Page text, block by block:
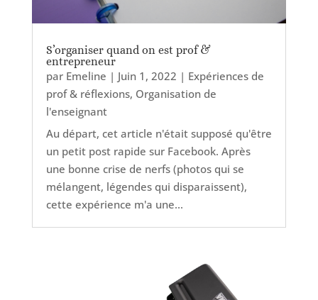
S’organiser quand on est prof &
entrepreneur
par Emeline | Juin 1, 2022 | Expériences de
prof & réflexions, Organisation de
l'enseignant
Au départ, cet article n'était supposé qu'être
un petit post rapide sur Facebook. Après
une bonne crise de nerfs (photos qui se
mélangent, légendes qui disparaissent),
cette expérience m'a une...